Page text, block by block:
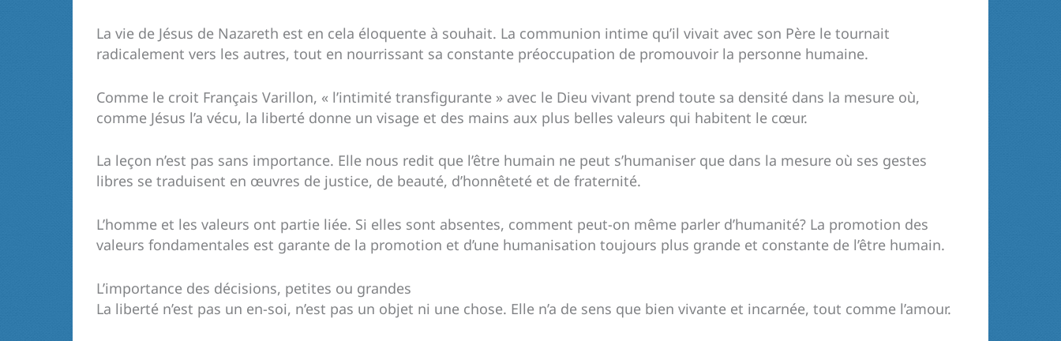
La vie de Jésus de Nazareth est en cela éloquente à souhait. La communion intime qu’il vivait avec son Père le tournait
radicalement vers les autres, tout en nourrissant sa constante préoccupation de promouvoir la personne humaine.
Comme le croit Français Varillon, « l’intimité transfigurante » avec le Dieu vivant prend toute sa densité dans la mesure où,
comme Jésus l’a vécu, la liberté donne un visage et des mains aux plus belles valeurs qui habitent le cœur.
La leçon n’est pas sans importance. Elle nous redit que l’être humain ne peut s’humaniser que dans la mesure où ses gestes
libres se traduisent en œuvres de justice, de beauté, d’honnêteté et de fraternité.
L’homme et les valeurs ont partie liée. Si elles sont absentes, comment peut-on même parler d’humanité? La promotion des
valeurs fondamentales est garante de la promotion et d’une humanisation toujours plus grande et constante de l’être humain.
L’importance des décisions, petites ou grandes
La liberté n’est pas un en-soi, n’est pas un objet ni une chose. Elle n’a de sens que bien vivante et incarnée, tout comme l’amour.